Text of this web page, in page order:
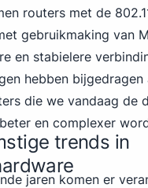
routers met de
gebruikmaking van
en stabielere
hebben
die we vandaag de
en complexer
trends in
jaren komen er